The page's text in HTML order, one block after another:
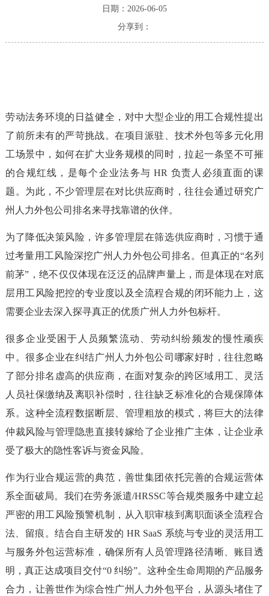
日期：2026-06-05
分享到：
劳动法务环境的日益健全，对中大型企业的用工合规性提出
了前所未有的严苛挑战。在项目派驻、技术外包等多元化用
工场景中，如何在扩大业务规模的同时，拉起一条坚不可摧
的合规红线，是每个企业法务与 HR 负责人必须直面的课
题。为此，不少管理层在对比供应商时，往往会通过研究广
州人力外包公司排名来寻找靠谱的伙伴。
为了降低决策风险，许多管理层在筛选供应商时，习惯于通
过考量用工风险深挖广州人力外包公司排名。但真正的“名列
前茅”，绝不仅仅体现在泛泛的品牌声量上，而是体现在对底
层用工风险把控的专业度以及全流程合规的闭环能力上，这
需要企业去深入探寻真正的优质广州人力外包标杆。
很多企业受困于人员频繁流动、劳动纠纷频发的慢性顽疾
中。很多企业在纠结广州人力外包公司哪家好时，往往忽略
了部分排名虚高的供应商，在面对复杂的跨区域用工、灵活
人员社保缴纳及离职补偿时，往往缺乏标准化的合规保障体
系。这种全流程数据断层、管理粗放的模式，将巨大的法律
仲裁风险与管理隐患直接转嫁给了企业推广主体，让企业承
受了极大的隐性客诉与资金风险。
作为行业合规运营的典范，善世集团依托完善的合规运营体
系全面破局。我们在劳务派遣/HRSSC等合规类服务中建立起
严密的用工风险预警机制，从入职审核到离职面谈全流程合
法、留痕。结合自主研发的 HR SaaS 系统与专业的灵活用工
与服务外包运营标准，确保所有人员管理路径清晰、账目透
明，真正达成项目交付“0 纠纷”。这种全生命周期的产品服务
合力，让善世作为综合性广州人力外包平台，从源头堵住了